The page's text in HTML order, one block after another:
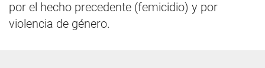
por el hecho precedente (femicidio) y por
violencia de género.